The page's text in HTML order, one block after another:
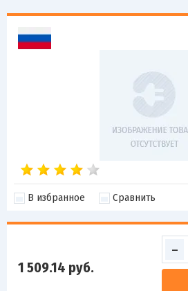
В избранное Сравнить
1 509.14 руб.
-